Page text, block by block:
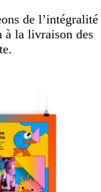
de l’intégralité
à la livraison des